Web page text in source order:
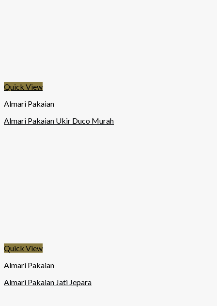
Quick View
Almari Pakaian
Almari Pakaian Ukir Duco Murah
Quick View
Almari Pakaian
Almari Pakaian Jati Jepara